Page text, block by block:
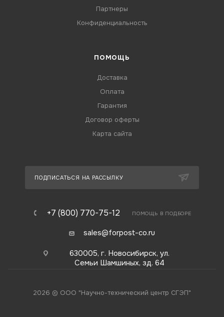
Партнеры
Конфиденциальность
ПОМОЩЬ
Доставка
Оплата
Гарантия
Договор оферты
Карта сайта
ПОДПИСАТЬСЯ НА РАССЫЛКУ
+7 (800) 770-75-12 ПОМОЩЬ В ПОДБОРЕ
sales@forpost-co.ru
630005, г. Новосибирск, ул.
Семьи Шамшиных, зд. 64
2026 © ООО "Научно-технический центр СГЭП"